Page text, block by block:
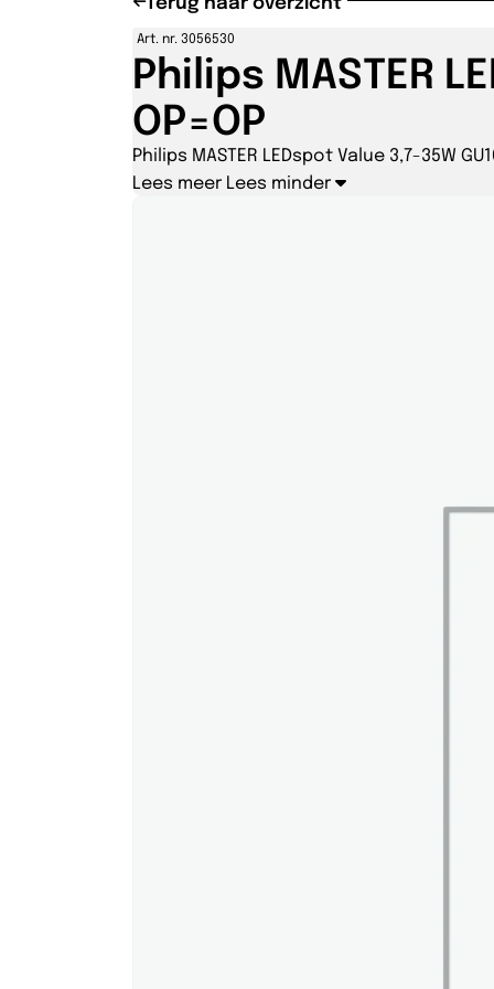
Art. nr. 3056530
Philips MASTER
OP=OP
Philips MASTER LEDspot Value 3,7-35W
Lees meer Lees minder